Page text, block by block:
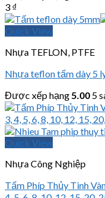
3 ₫
Quick View
Nhựa TEFLON, PTFE
Nhựa teflon tấm dày 5
Được xếp hạng 5.00 5
Quick View
Nhựa Công Nghiệp
Tấm Phíp Thủy Tinh